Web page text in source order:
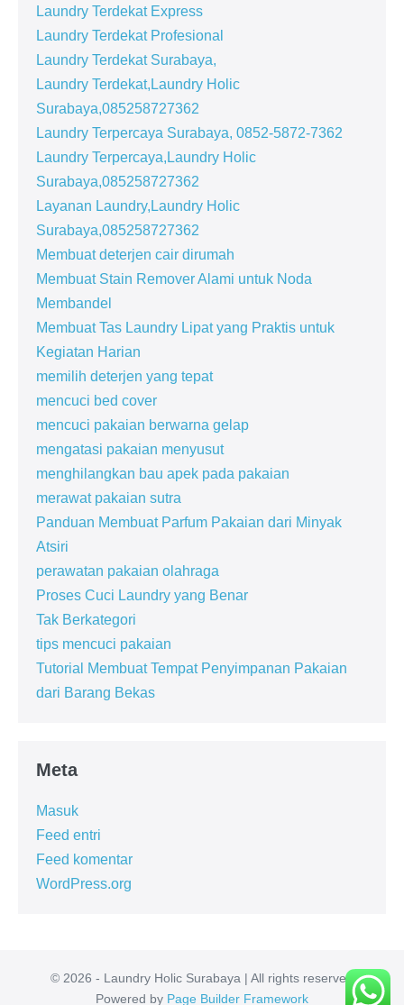
Laundry Terdekat Express
Laundry Terdekat Profesional
Laundry Terdekat Surabaya,
Laundry Terdekat,Laundry Holic
Surabaya,085258727362
Laundry Terpercaya Surabaya, 0852-5872-7362
Laundry Terpercaya,Laundry Holic
Surabaya,085258727362
Layanan Laundry,Laundry Holic
Surabaya,085258727362
Membuat deterjen cair dirumah
Membuat Stain Remover Alami untuk Noda
Membandel
Membuat Tas Laundry Lipat yang Praktis untuk
Kegiatan Harian
memilih deterjen yang tepat
mencuci bed cover
mencuci pakaian berwarna gelap
mengatasi pakaian menyusut
menghilangkan bau apek pada pakaian
merawat pakaian sutra
Panduan Membuat Parfum Pakaian dari Minyak
Atsiri
perawatan pakaian olahraga
Proses Cuci Laundry yang Benar
Tak Berkategori
tips mencuci pakaian
Tutorial Membuat Tempat Penyimpanan Pakaian
dari Barang Bekas
Meta
Masuk
Feed entri
Feed komentar
WordPress.org
© 2026 - Laundry Holic Surabaya | All rights reserved
Powered by Page Builder Framework